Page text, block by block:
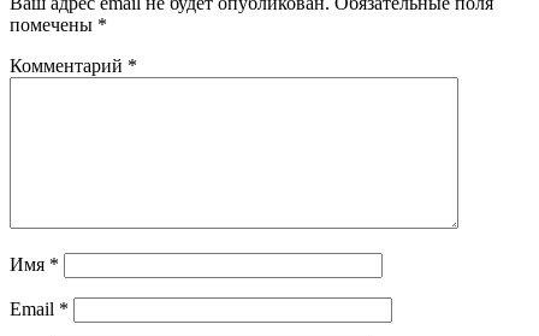
помечены *
Комментарий *
Имя *
Email *